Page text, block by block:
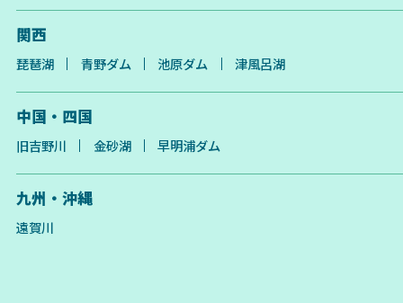
関西
琵琶湖 青野ダム 池原ダム 津風呂湖
中国・四国
旧吉野川 金砂湖 早明浦ダム
九州・沖縄
遠賀川